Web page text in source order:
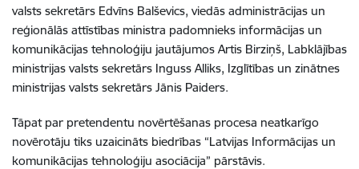
valsts sekretārs Edvīns Balševics, viedās administrācijas un
reģionālās attīstības ministra padomnieks informācijas un
komunikācijas tehnoloģiju jautājumos Artis Birziņš, Labklājības
ministrijas valsts sekretārs Inguss Alliks, Izglītības un zinātnes
ministrijas valsts sekretārs Jānis Paiders.
Tāpat par pretendentu novērtēšanas procesa neatkarīgo
novērotāju tiks uzaicināts biedrības “Latvijas Informācijas un
komunikācijas tehnoloģiju asociācija” pārstāvis.